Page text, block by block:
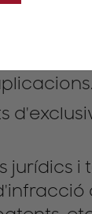
de
jurídics